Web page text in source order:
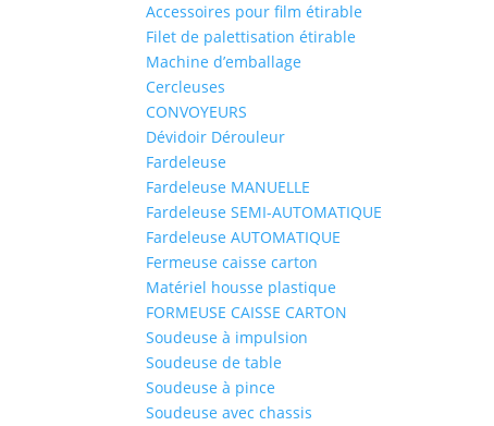
Accessoires pour film étirable
Filet de palettisation étirable
Machine d’emballage
Cercleuses
CONVOYEURS
Dévidoir Dérouleur
Fardeleuse
Fardeleuse MANUELLE
Fardeleuse SEMI-AUTOMATIQUE
Fardeleuse AUTOMATIQUE
Fermeuse caisse carton
Matériel housse plastique
FORMEUSE CAISSE CARTON
Soudeuse à impulsion
Soudeuse de table
Soudeuse à pince
Soudeuse avec chassis